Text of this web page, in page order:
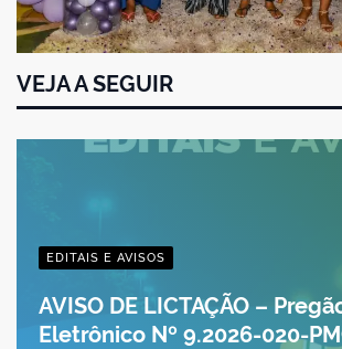
VEJA A SEGUIR
EDITAIS E AVISOS
AVISO DE LICTAÇÃO –
Eletrônico Nº 9.2026-020-